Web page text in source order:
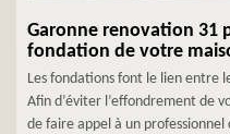
Garonne renovation 31
fondation de votre
Les fondations font le lien entre
Afin d’éviter l’effondrement de
de faire appel à un